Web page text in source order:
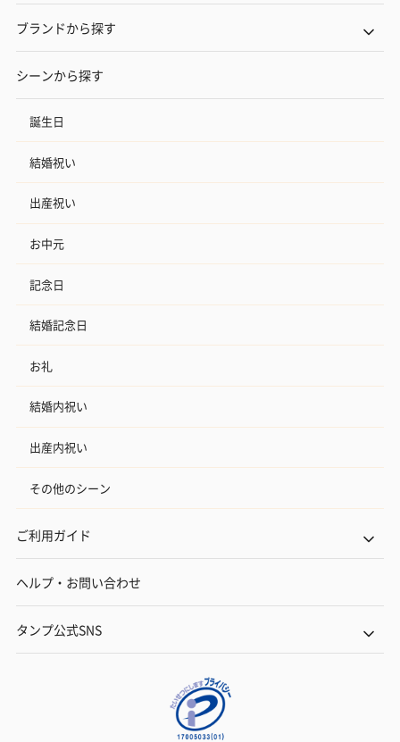
ブランドから探す
シーンから探す
誕生日
結婚祝い
出産祝い
お中元
記念日
結婚記念日
お礼
結婚内祝い
出産内祝い
その他のシーン
ご利用ガイド
ヘルプ・お問い合わせ
タンプ公式SNS